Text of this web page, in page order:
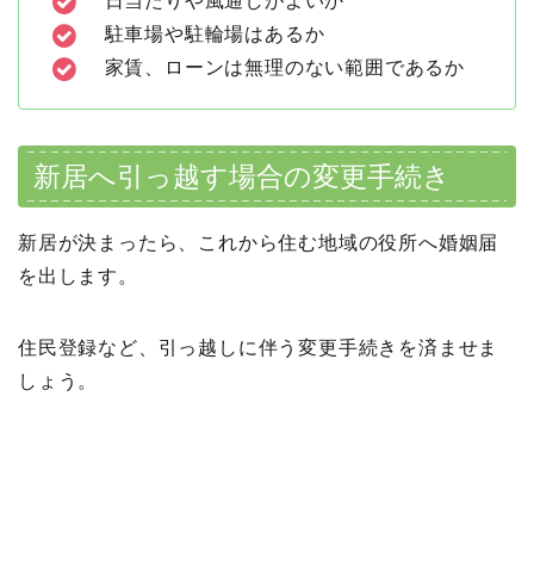
駐車場や駐輪場はあるか
家賃、ローンは無理のない範囲であるか
新居へ引っ越す場合の変更手続き
新居が決まったら、これから住む地域の役所へ婚姻届
を出します。
住民登録など、引っ越しに伴う変更手続きを済ませま
しょう。